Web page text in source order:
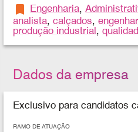
bookmark Engenharia,
analista,calçados,
produção industrial ,
Dados da empresa
Exclusivo para candidatos
RAMO DE ATUAÇÃO